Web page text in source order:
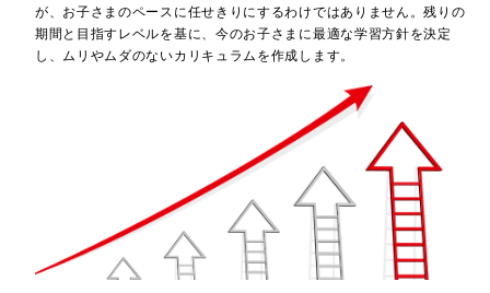
が、お子さまのペースに任せきりにするわけではありません。残りの
期間と目指すレベルを基に、今のお子さまに最適な学習方針を決定
し、ムリやムダのないカリキュラムを作成します。